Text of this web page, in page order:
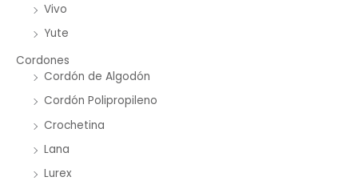
Vivo
Yute
Cordones
Cordón de Algodón
Cordón Polipropileno
Crochetina
Lana
Lurex